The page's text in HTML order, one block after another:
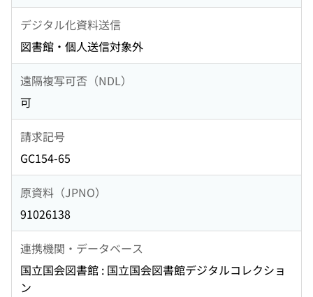
デジタル化資料送信
図書館・個人送信対象外
遠隔複写可否（NDL）
可
請求記号
GC154-65
原資料（JPNO）
91026138
連携機関・データベース
国立国会図書館 : 国立国会図書館デジタルコレクショ
ン